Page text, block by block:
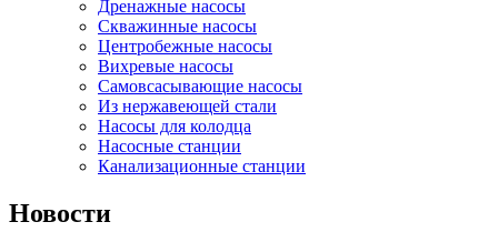
Дренажные насосы
Скважинные насосы
Центробежные насосы
Вихревые насосы
Самовсасывающие насосы
Из нержавеющей стали
Насосы для колодца
Насосные станции
Канализационные станции
Новости